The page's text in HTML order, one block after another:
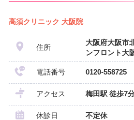
高須クリニック 大阪院
住所
大阪府大阪市
ンフロント大
電話番号 0120-558725
アクセス 梅田駅 徒歩7
休診日 不定休